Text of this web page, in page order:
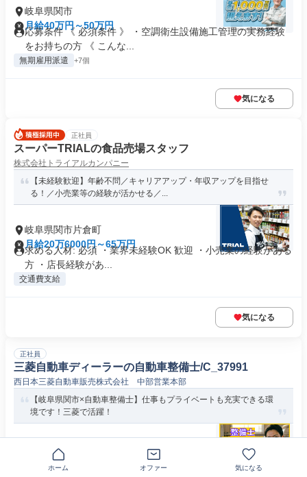
岐阜県関市
月給40万円～50万円
応募条件 《 必須条件 》 ・空調衛生設備施工管理の実務経験
をお持ちの方 《 こんな...
無期雇用派遣 +7個
気になる
正社員
スーパーTRIALの食品売場スタッフ
株式会社トライアルカンパニー
【未経験歓迎】年齢不問／キャリアアップ・年収アップを目指せ
る！／小売業等の経験が活かせる／...
岐阜県関市片倉町
月給20万6000円～65万円
求める人材: 必須 ・業界未経験OK 歓迎 ・小売業の経験がある
方 ・店長経験があ...
交通費支給
気になる
正社員
三菱自動車ディーラーの自動車整備士/C_37991
西日本三菱自動車販売株式会社 中部営業本部
【岐阜県関市×自動車整備士】仕事もプライベートも充実できる環
境です！三菱で活躍！
岐阜県関市東貸上
年俸400万円～600万円
求める人材: 自動車整備士3級|普通自動車免許 ※ＡＴ限定不可
ホーム オファー 気になる